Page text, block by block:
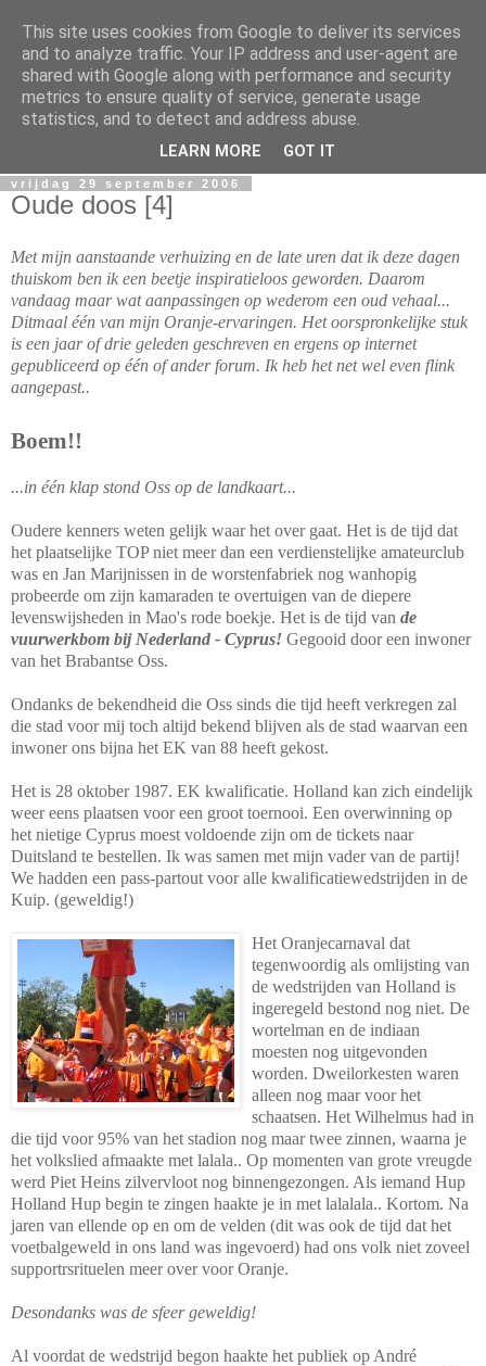
Sacha's
Mijn online dagboek.. Geniet ervan, en laat vooral weten wat
je ervan denkt!
vrijdag 29 september 2006
Oude doos [4]
Met mijn aanstaande verhuizing en de late uren dat ik deze dagen
thuiskom ben ik een beetje inspiratieloos geworden. Daarom
vandaag maar wat aanpassingen op wederom een oud vehaal...
Ditmaal één van mijn Oranje-ervaringen. Het oorspronkelijke stuk
is een jaar of drie geleden geschreven en ergens op internet
gepubliceerd op één of ander forum. Ik heb het net wel even flink
aangepast..
Boem!!
...in één klap stond Oss op de landkaart...
Oudere kenners weten gelijk waar het over gaat. Het is de tijd dat
het plaatselijke TOP niet meer dan een verdienstelijke amateurclub
was en Jan Marijnissen in de worstenfabriek nog wanhopig
probeerde om zijn kamaraden te overtuigen van de diepere
levenswijsheden in Mao's rode boekje. Het is de tijd van de
vuurwerkbom bij Nederland - Cyprus! Gegooid door een inwoner
van het Brabantse Oss.
Ondanks de bekendheid die Oss sinds die tijd heeft verkregen zal
die stad voor mij toch altijd bekend blijven als de stad waarvan een
inwoner ons bijna het EK van 88 heeft gekost.
Het is 28 oktober 1987. EK kwalificatie. Holland kan zich eindelijk
weer eens plaatsen voor een groot toernooi. Een overwinning op
het nietige Cyprus moest voldoende zijn om de tickets naar
Duitsland te bestellen. Ik was samen met mijn vader van de partij!
We hadden een pass-partout voor alle kwalificatiewedstrijden in de
Kuip. (geweldig!)
Het Oranjecarnaval dat
tegenwoordig als omlijsting van
de wedstrijden van Holland is
ingeregeld bestond nog niet. De
wortelman en de indiaan
moesten nog uitgevonden
worden. Dweilorkesten waren
alleen nog maar voor het
schaatsen. Het Wilhelmus had in
die tijd voor 95% van het stadion nog maar twee zinnen, waarna je
het volkslied afmaakte met lalala.. Op momenten van grote vreugde
werd Piet Heins zilvervloot nog binnengezongen. Als iemand Hup
Holland Hup begin te zingen haakte je in met lalalala.. Kortom. Na
jaren van ellende op en om de velden (dit was ook de tijd dat het
voetbalgeweld in ons land was ingevoerd) had ons volk niet zoveel
supportrsrituelen meer over voor Oranje.
Desondanks was de sfeer geweldig!
Al voordat de wedstrijd begon haakte het publiek op André
This site uses cookies from Google to deliver its services
and to analyze traffic. Your IP address and user-agent are
shared with Google along with performance and security
metrics to ensure quality of service, generate usage
statistics, and to detect and address abuse.
LEARN MORE GOT IT